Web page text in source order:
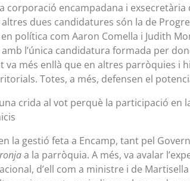
corporació encampadana i exsecretària
dues candidatures són la de
política com Aaron Comella i Judith
l’única candidatura formada per
va més enllà que en altres parròquies i
Totes, a més, defensen el
crida al vot perquè la participació en
la gestió feta a Encamp, tant pel
a la parròquia. A més, va avalar
d’ell com a ministre i de